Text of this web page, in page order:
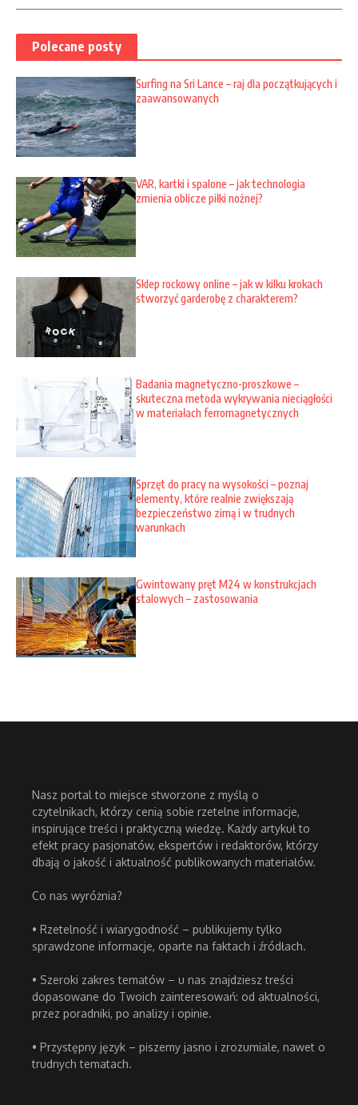
Polecane posty
Surfing na Sri Lance – raj dla początkujących i
zaawansowanych
VAR, kartki i spalone – jak technologia
zmienia oblicze piłki nożnej?
Sklep rockowy online – jak w kilku krokach
stworzyć garderobę z charakterem?
Badania magnetyczno-proszkowe –
skuteczna metoda wykrywania nieciągłości
w materiałach ferromagnetycznych
Sprzęt do pracy na wysokości – poznaj
elementy, które realnie zwiększają
bezpieczeństwo zimą i w trudnych
warunkach
Gwintowany pręt M24 w konstrukcjach
stalowych – zastosowania
Nasz portal to miejsce stworzone z myślą o
czytelnikach, którzy cenią sobie rzetelne informacje,
inspirujące treści i praktyczną wiedzę. Każdy artykuł to
efekt pracy pasjonatów, ekspertów i redaktorów, którzy
dbają o jakość i aktualność publikowanych materiałów.
Co nas wyróżnia?
• Rzetelność i wiarygodność – publikujemy tylko
sprawdzone informacje, oparte na faktach i źródłach.
• Szeroki zakres tematów – u nas znajdziesz treści
dopasowane do Twoich zainteresowań: od aktualności,
przez poradniki, po analizy i opinie.
• Przystępny język – piszemy jasno i zrozumiale, nawet o
trudnych tematach.